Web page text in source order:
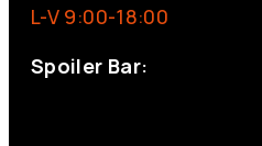
L-V 9:00-18:00
Spoiler Bar: